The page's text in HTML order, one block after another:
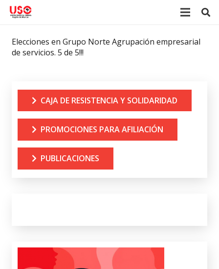
Elecciones en Grupo Norte Agrupación empresarial
de servicios. 5 de 5!!!
CAJA DE RESISTENCIA Y SOLIDARIDAD
PROMOCIONES PARA AFILIACIÓN
PUBLICACIONES